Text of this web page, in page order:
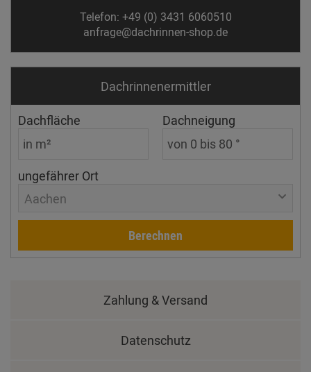
Telefon: +49 (0) 3431 6060510
anfrage@dachrinnen-shop.de
Dachrinnen­ermittler
Dachfläche Dachneigung
ungefährer Ort
Aachen
Berechnen
Zahlung & Versand
Datenschutz